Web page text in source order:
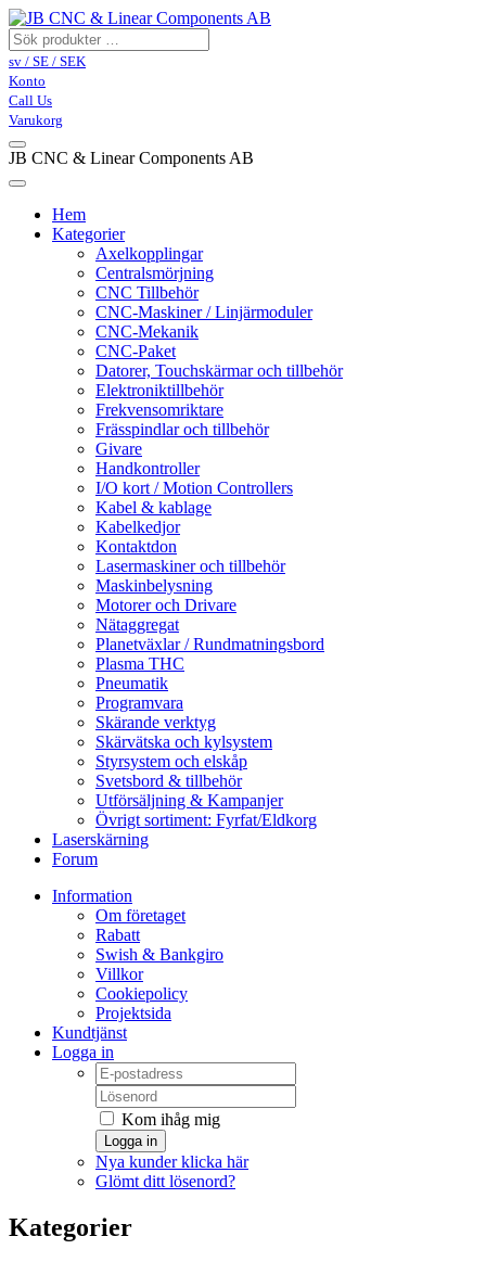
sv / SE / SEK
Konto
Call Us
Varukorg
JB CNC & Linear Components AB
Hem
Kategorier
Axelkopplingar
Centralsmörjning
CNC Tillbehör
CNC-Maskiner / Linjärmoduler
CNC-Mekanik
CNC-Paket
Datorer, Touchskärmar och tillbehör
Elektroniktillbehör
Frekvensomriktare
Frässpindlar och tillbehör
Givare
Handkontroller
I/O kort / Motion Controllers
Kabel & kablage
Kabelkedjor
Kontaktdon
Lasermaskiner och tillbehör
Maskinbelysning
Motorer och Drivare
Nätaggregat
Planetväxlar / Rundmatningsbord
Plasma THC
Pneumatik
Programvara
Skärande verktyg
Skärvätska och kylsystem
Styrsystem och elskåp
Svetsbord & tillbehör
Utförsäljning & Kampanjer
Övrigt sortiment: Fyrfat/Eldkorg
Laserskärning
Forum
Information
Om företaget
Rabatt
Swish & Bankgiro
Villkor
Cookiepolicy
Projektsida
Kundtjänst
Logga in
Kom ihåg mig
Logga in
Nya kunder klicka här
Glömt ditt lösenord?
Kategorier